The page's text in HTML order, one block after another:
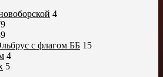
4
с флагом ББ 15
4
5